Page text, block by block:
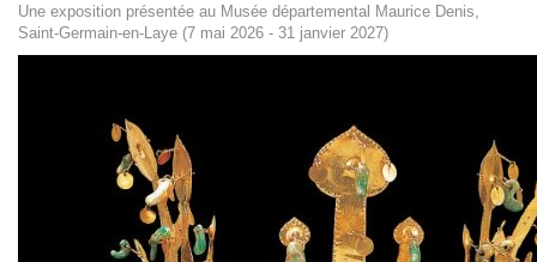
Une exposition présentée au Musée départemental Maurice Denis,
Saint-Germain-en-Laye (7 mai 2026 - 31 janvier 2027)